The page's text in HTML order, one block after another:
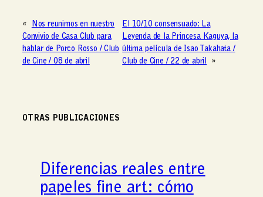
«
Nos reunimos en nuestro
Convivio de Casa Club para
hablar de Porco Rosso / Club
de Cine / 08 de abril
El 10/10 consensuado: La
Leyenda de la Princesa Kaguya, la
última película de Isao Takahata /
Club de Cine / 22 de abril
»
OTRAS PUBLICACIONES
Diferencias reales entre
papeles fine art: cómo